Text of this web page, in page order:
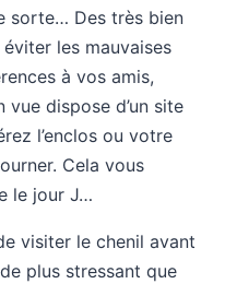
sorte… Des très bien
les mauvaises
à vos amis,
vue dispose d’un site
l’enclos ou votre
Cela vous
le jour J…
visiter le chenil avant
plus stressant que